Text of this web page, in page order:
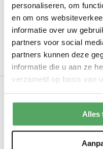
personaliseren, om
en om ons
informatie over uw
partners voor social
partners kunnen deze
informatie die u aan ze
verzameld op basis van
Alles
Total
Op
Soort: